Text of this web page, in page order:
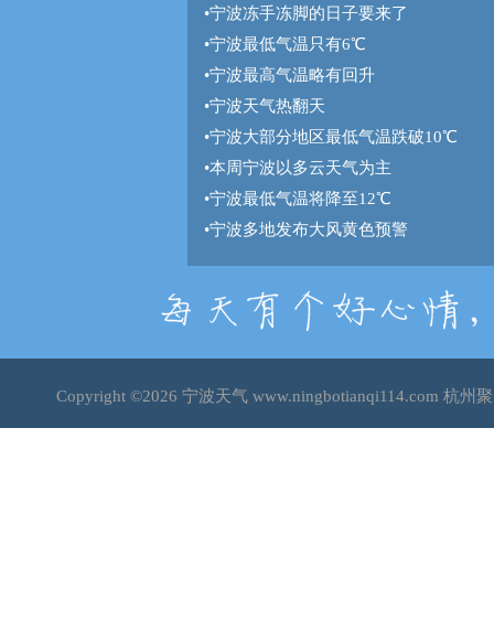
•宁波冻手冻脚的日子要来了
•宁波最低气温只有6℃
•宁波最高气温略有回升
•宁波天气热翻天
•宁波大部分地区最低气温跌破10℃
•本周宁波以多云天气为主
•宁波最低气温将降至12℃
•宁波多地发布大风黄色预警
Copyright ©2026 宁波天气 www.ningbotianqi114.com 杭州